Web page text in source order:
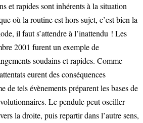
et rapides sont inhérents à la situation
où la routine est hors sujet, c’est bien la
il faut s’attendre à l’inattendu ! Les
2001 furent un exemple de
soudains et rapides. Comme
eurent des conséquences
de tels évènements préparent les bases de
Le pendule peut osciller
la droite, puis repartir dans l’autre sens,